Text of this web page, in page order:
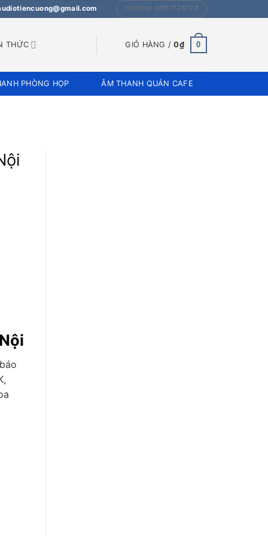
Hotline: 0987126123
THỨC GIỎ HÀNG /0₫ 0
PHÒNG HỌP ÂM THANH QUÁN CAFE